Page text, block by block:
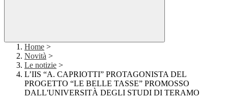
Home >
Novità >
Le notizie >
L’IIS “A. CAPRIOTTI” PROTAGONISTA DEL
PROGETTO “LE BELLE TASSE” PROMOSSO
DALL'UNIVERSITÀ DEGLI STUDI DI TERAMO